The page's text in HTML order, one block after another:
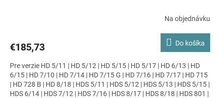
Na objednávku
€185,73 Do košíka
Pre verzie HD 5/11 | HD 5/12 | HD 5/15 | HD 5/17 | HD 6/13 | HD
6/15 | HD 7/10 | HD 7/14 | HD 7/15 G | HD 7/16 | HD 7/17 | HD 715
| HD 728 B | HD 8/18 | HDS 5/11 | HDS 5/12 | HDS 5/13 | HDS 5/15 |
HDS 6/14 | HDS 7/12 | HDS 7/16 | HDS 8/17 | HDS 8/18 | HDS 801 |